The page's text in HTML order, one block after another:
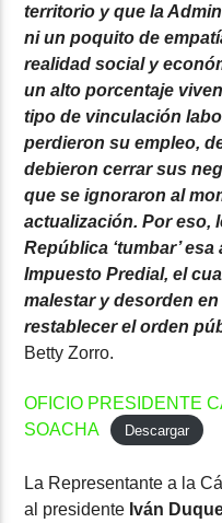
territorio y que la
ni un poquito de
realidad social y
un alto porcentaje
tipo de vinculación
perdieron su empleo,
debieron cerrar sus
que se ignoraron al
actualización. Por eso,
República ‘tumbar’
Impuesto Predial, el
malestar y desorden
restablecer el orden
Betty Zorro.
OFICIO PRESIDENTE
SOACHA
Descargar
La Representante a la
al presidente Iván